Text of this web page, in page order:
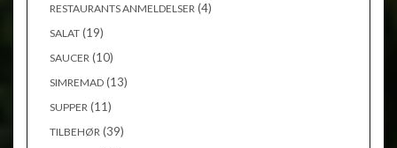
RESTAURANTS ANMELDELSER (4)
SALAT (19)
SAUCER (10)
SIMREMAD (13)
SUPPER (11)
TILBEHØR (39)